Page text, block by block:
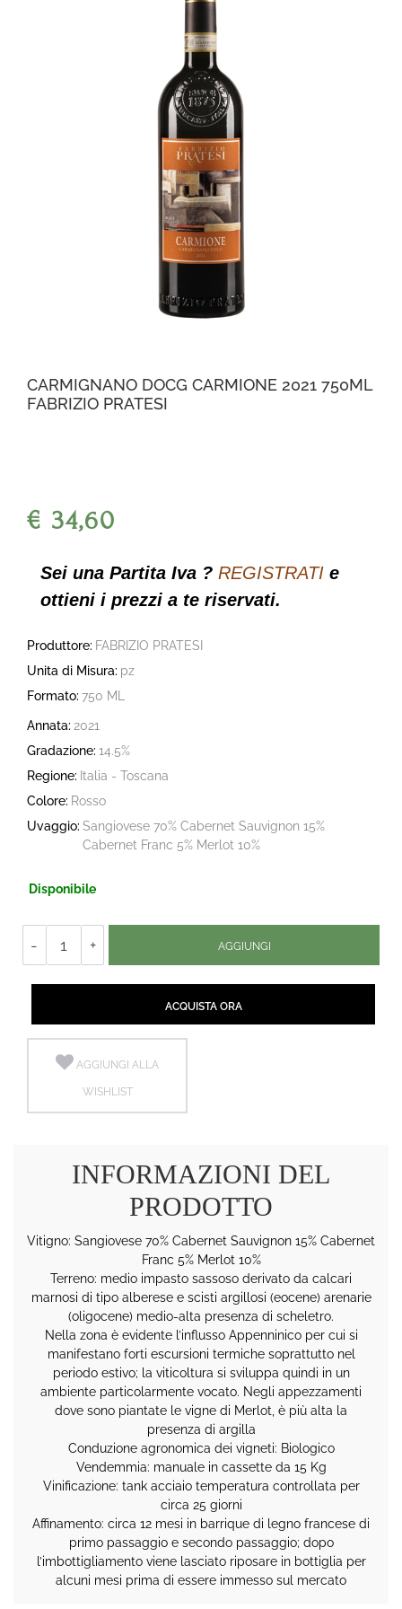
CARMIGNANO DOCG CARMIONE 2021 750ML
FABRIZIO PRATESI
€ 34,60
Sei una Partita Iva ? REGISTRATI e
ottieni i prezzi a te riservati.
Produttore: FABRIZIO PRATESI
Unita di Misura: pz
Formato: 750 ML
Annata: 2021
Gradazione: 14.5%
Regione: Italia - Toscana
Colore: Rosso
Uvaggio: Sangiovese 70% Cabernet Sauvignon 15%
Cabernet Franc 5% Merlot 10%
Disponibile
AGGIUNGI
ACQUISTA ORA
AGGIUNGI ALLA
WISHLIST
INFORMAZIONI DEL
PRODOTTO
Vitigno: Sangiovese 70% Cabernet Sauvignon 15% Cabernet
Franc 5% Merlot 10%
Terreno: medio impasto sassoso derivato da calcari
marnosi di tipo alberese e scisti argillosi (eocene) arenarie
(oligocene) medio-alta presenza di scheletro.
Nella zona è evidente l’influsso Appenninico per cui si
manifestano forti escursioni termiche soprattutto nel
periodo estivo; la viticoltura si sviluppa quindi in un
ambiente particolarmente vocato. Negli appezzamenti
dove sono piantate le vigne di Merlot, è più alta la
presenza di argilla
Conduzione agronomica dei vigneti: Biologico
Vendemmia: manuale in cassette da 15 Kg
Vinificazione: tank acciaio temperatura controllata per
circa 25 giorni
Affinamento: circa 12 mesi in barrique di legno francese di
primo passaggio e secondo passaggio; dopo
l’imbottigliamento viene lasciato riposare in bottiglia per
alcuni mesi prima di essere immesso sul mercato